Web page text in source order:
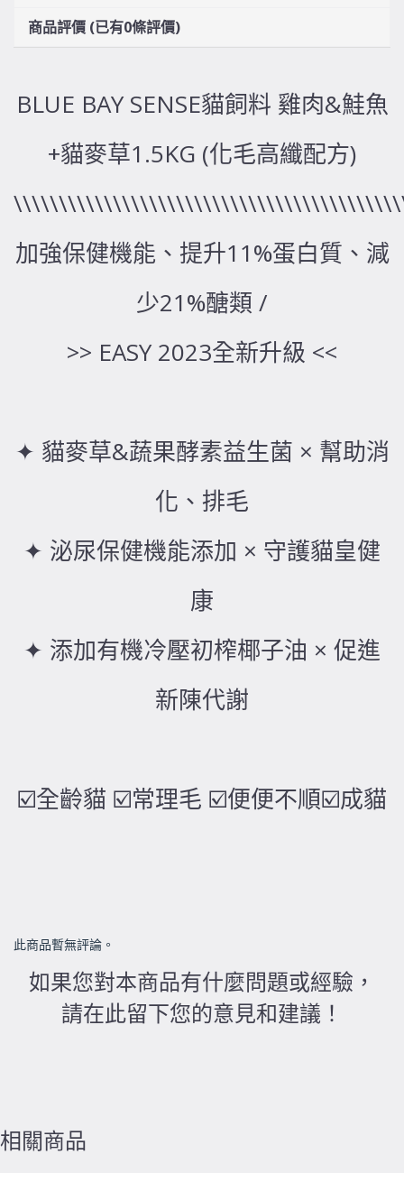
商品評價 (已有0條評價)
BLUE BAY SENSE貓飼料 雞肉&鮭魚
+貓麥草1.5KG (化毛高纖配方)
加強保健機能、提升11%蛋白質、減
少21%醣類 /
>> EASY 2023全新升級 <<
✦ 貓麥草&蔬果酵素益生菌 × 幫助消
化、排毛
✦ 泌尿保健機能添加 × 守護貓皇健
康
✦ 添加有機冷壓初榨椰子油 × 促進
新陳代謝
☑️全齡貓 ☑️常理毛 ☑️便便不順☑️成貓
此商品暫無評論。
如果您對本商品有什麼問題或經驗，
請在此留下您的意見和建議！
相關商品